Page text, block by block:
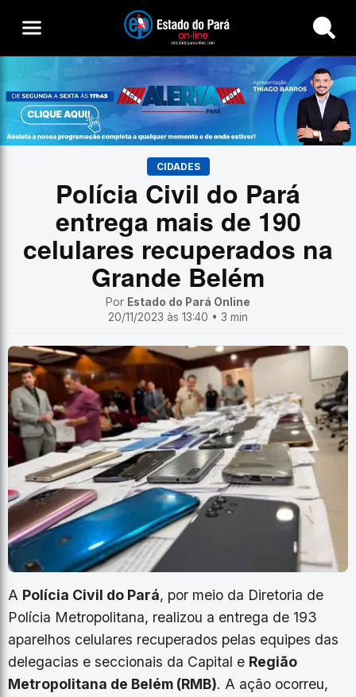
Buscar
CIDADES
Polícia Civil do Pará
entrega mais de 190
celulares recuperados na
Grande Belém
Por Estado do Pará Online
20/11/2023 às 13:40 • 3 min
A Polícia Civil do Pará, por meio da Diretoria de
Polícia Metropolitana, realizou a entrega de 193
aparelhos celulares recuperados pelas equipes das
delegacias e seccionais da Capital e Região
Metropolitana de Belém (RMB). A ação ocorreu,